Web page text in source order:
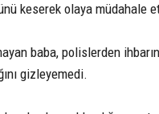
keserek olaya müdahale
baba, polislerden ihbarın
gizleyemedi.